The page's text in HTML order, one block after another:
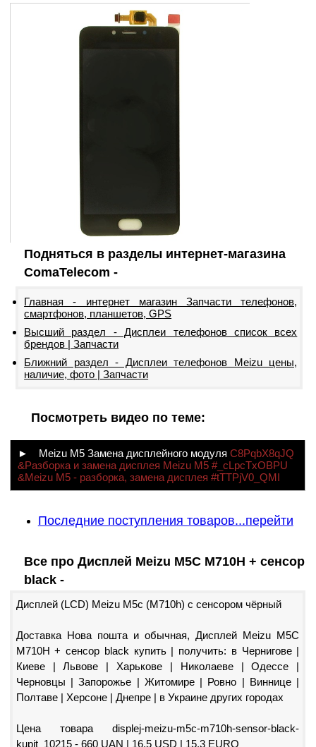
Подняться в разделы интернет-магазина
ComaTelecom -
Главная - интернет магазин Запчасти телефонов,
смартфонов, планшетов, GPS
Высший раздел - Дисплеи телефонов список всех
брендов | Запчасти
Ближний раздел - Дисплеи телефонов Meizu цены,
наличие, фото | Запчасти
Посмотреть видео по теме:
► Meizu M5 Замена дисплейного модуля C8PqbX8qJQ
&Разборка и замена дисплея Meizu M5 #_cLpcTxOBPU
&Meizu M5 - разборка, замена дисплея #tTTPjV0_QMI
Последние поступления товаров...перейти
Все про Дисплей Meizu M5C M710H + сенсор
black -
Дисплей (LCD) Meizu M5c (M710h) с сенсором чёрный
Доставка Нова пошта и обычная, Дисплей Meizu M5C
M710H + сенсор black купить | получить: в Чернигове |
Киеве | Львове | Харькове | Николаеве | Одессе |
Черновцы | Запорожье | Житомире | Ровно | Виннице |
Полтаве | Херсоне | Днепре | в Украине других городах
Цена товара displej-meizu-m5c-m710h-sensor-black-
kupit_10215 - 660 UAN | 16,5 USD | 15,3 EURO